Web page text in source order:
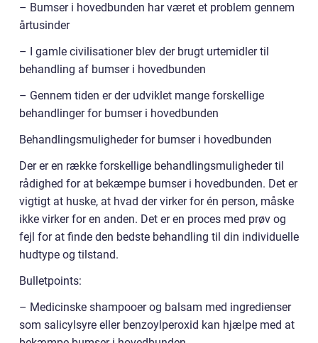
– Bumser i hovedbunden har været et problem gennem
årtusinder
– I gamle civilisationer blev der brugt urtemidler til
behandling af bumser i hovedbunden
– Gennem tiden er der udviklet mange forskellige
behandlinger for bumser i hovedbunden
Behandlingsmuligheder for bumser i hovedbunden
Der er en række forskellige behandlingsmuligheder til
rådighed for at bekæmpe bumser i hovedbunden. Det er
vigtigt at huske, at hvad der virker for én person, måske
ikke virker for en anden. Det er en proces med prøv og
fejl for at finde den bedste behandling til din individuelle
hudtype og tilstand.
Bulletpoints:
– Medicinske shampooer og balsam med ingredienser
som salicylsyre eller benzoylperoxid kan hjælpe med at